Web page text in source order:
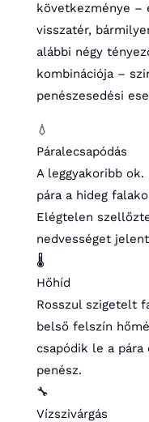
következménye –
visszatér,
alábbi négy
kombinációja –
penészesedési
💧
Páralecsapódás
A leggyakoribb
pára a hideg
Elégtelen
nedvességet
🌡️
Hőhíd
Rosszul szigetelt
belső felszín
csapódik le a
penész.
🔧
Vízszivárgás